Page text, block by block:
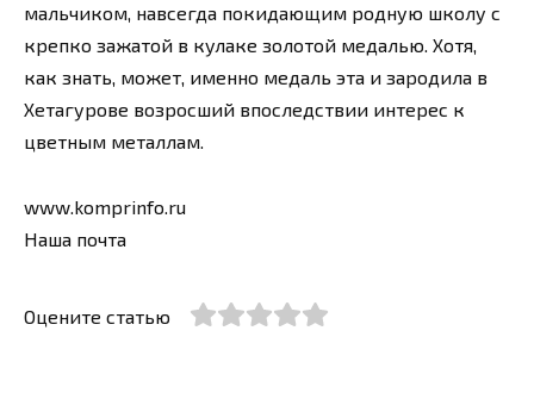
мальчиком, навсегда покидающим родную школу с
крепко зажатой в кулаке золотой медалью. Хотя,
как знать, может, именно медаль эта и зародила в
Хетагурове возросший впоследствии интерес к
цветным металлам.
www.komprinfo.ru
Наша почта
Оцените статью